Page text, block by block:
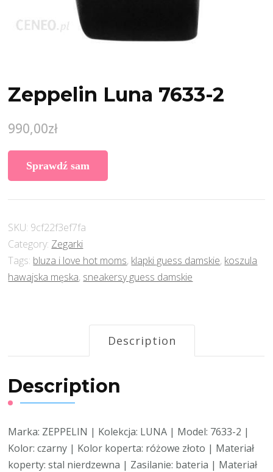
Zeppelin Luna 7633-2
990,00zł
Sprawdź sam
SKU: 9cf22f3ef7fa
Category: Zegarki
Tags: bluza i love hot moms, klapki guess damskie, koszula
hawajska męska, sneakersy guess damskie
Description
Description
Marka: ZEPPELIN | Kolekcja: LUNA | Model: 7633-2 |
Kolor: czarny | Kolor koperta: różowe złoto | Materiał
koperty: stal nierdzewna | Zasilanie: bateria | Materiał